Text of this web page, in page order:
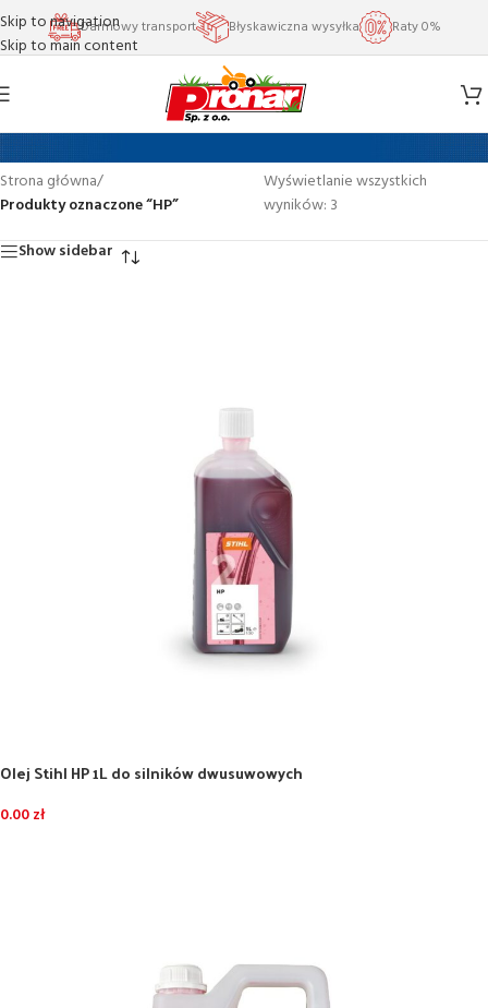
Skip to navigation
Skip to main content
Darmowy transport Błyskawiczna wysyłka Raty 0%
HP
Strona główna/
Produkty oznaczone “HP”
Wyświetlanie wszystkich
wyników: 3
Show sidebar
Olej Stihl HP 1L do silników dwusuwowych
0.00zł